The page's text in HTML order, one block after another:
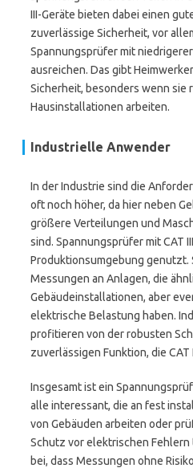
III-Geräte bieten dabei einen
zuverlässige Sicherheit, vor
Spannungsprüfer mit
ausreichen. Das gibt
Sicherheit, besonders wenn sie
Hausinstallationen arbeiten.
Industrielle Anwender
In der Industrie sind die
oft noch höher, da hier neben
größere Verteilungen und
sind. Spannungsprüfer mit CAT
Produktionsumgebung genutzt.
Messungen an Anlagen, die
Gebäudeinstallationen, aber
elektrische Belastung haben.
profitieren von der robusten
zuverlässigen Funktion, die CAT
Insgesamt ist ein
alle interessant, die an fest
von Gebäuden arbeiten oder
Schutz vor elektrischen
bei, dass Messungen ohne